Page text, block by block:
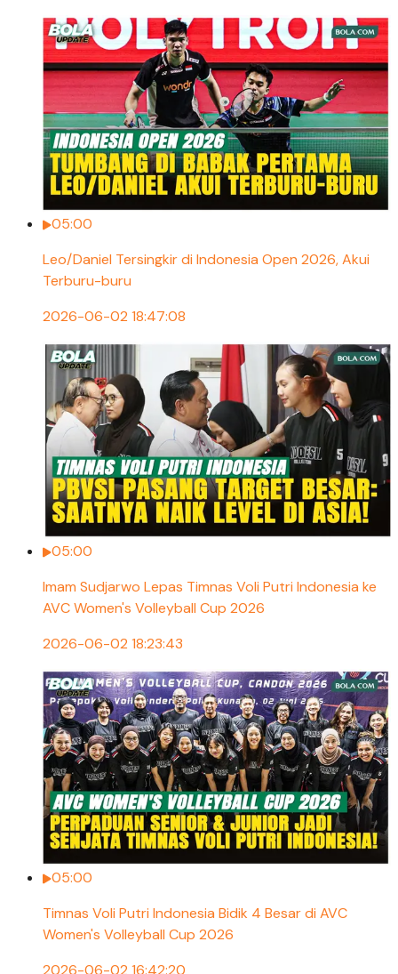
05:00
Leo/Daniel Tersingkir di Indonesia Open 2026, Akui
Terburu-buru
2026-06-02 18:47:08
05:00
Imam Sudjarwo Lepas Timnas Voli Putri Indonesia ke
AVC Women's Volleyball Cup 2026
2026-06-02 18:23:43
05:00
Timnas Voli Putri Indonesia Bidik 4 Besar di AVC
Women's Volleyball Cup 2026